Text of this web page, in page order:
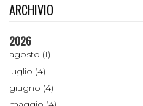
ARCHIVIO
2026
agosto (1)
luglio (4)
giugno (4)